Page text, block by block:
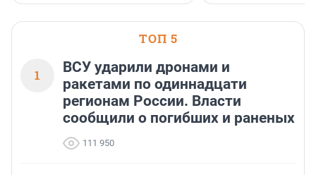
ТОП 5
1
ВСУ ударили дронами и
ракетами по одиннадцати
регионам России. Власти
сообщили о погибших и раненых
111 950